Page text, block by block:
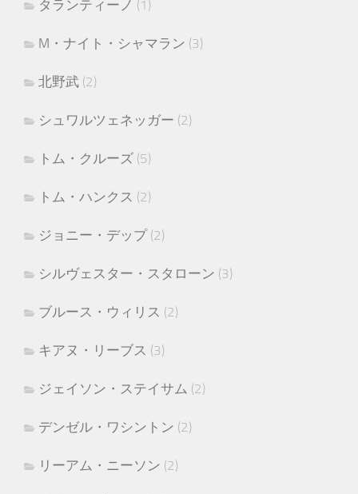
タランティーノ (1)
M・ナイト・シャマラン (3)
北野武 (2)
シュワルツェネッガー (2)
トム・クルーズ (5)
トム・ハンクス (2)
ジョニー・デップ(2)
シルヴェスター・スタローン (3)
ブルース・ウィリス (2)
キアヌ・リーブス (3)
ジェイソン・ステイサム (2)
デンゼル・ワシントン (2)
リーアム・ニーソン (2)